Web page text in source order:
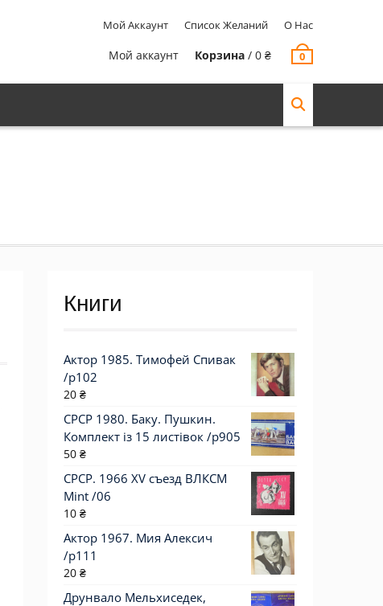
Мой Аккаунт Список Желаний О Нас
Мой аккаунт Корзина / 0 ₴ 0
Книги
Актор 1985. Тимофей Спивак
/p102
20 ₴
СРСР 1980. Баку. Пушкин.
Комплект із 15 листівок /р905
50 ₴
СРСР. 1966 XV съезд ВЛКСМ
Mint /06
10 ₴
Актор 1967. Мия Алексич
/p111
20 ₴
Друнвало Мельхиседек,